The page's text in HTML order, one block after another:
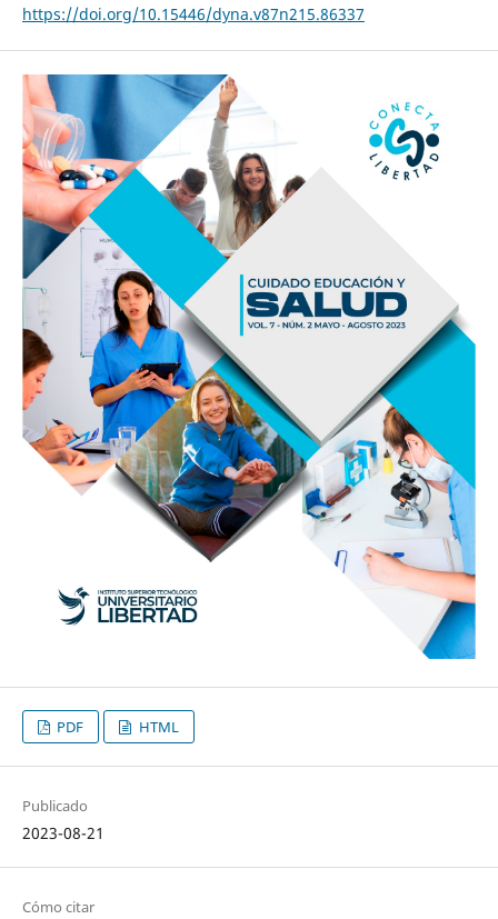
https://doi.org/10.15446/dyna.v87n215.86337
PDF HTML
Publicado
2023-08-21
Cómo citar